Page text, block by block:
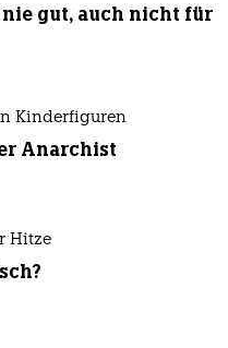
gut, auch nicht für
Kinderfiguren
Anarchist
Hitze